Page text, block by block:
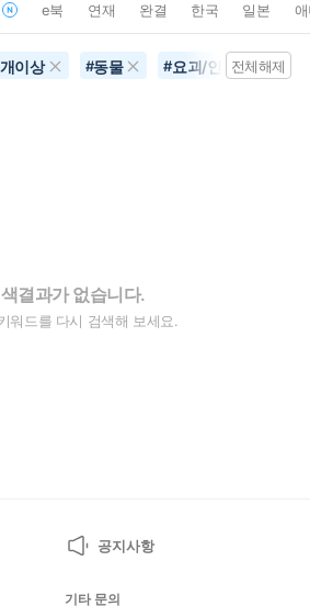
e북 연재 완결 한국 일본
이상 #동물 #요괴/인외 #
전체해제
결과가 없습니다.
워드를 다시 검색해 보세요.
공지사항
기타 문의